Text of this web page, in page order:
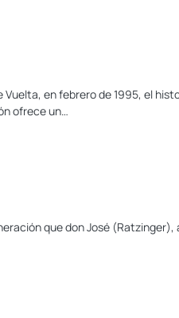
Vuelta, en febrero de 1995, el
ofrece un…
que don José